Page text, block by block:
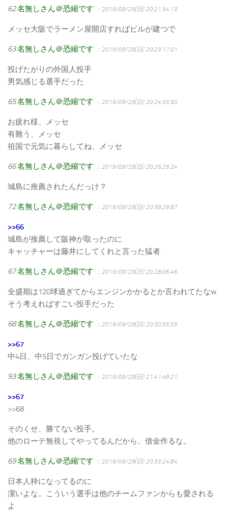
62名無しさん＠恐縮です ：2019/09/29(日) 20:21:34.13
メッセ大阪でラーメン屋開店すればビルが建つで
63名無しさん＠恐縮です ：2019/09/29(日) 20:23:17.01
投げたがりの外国人投手
男気感じる選手だった
65名無しさん＠恐縮です ：2019/09/29(日) 20:24:55.90
お疲れ様、メッセ
有難う、メッセ
祖国で元気に暮らしてね、メッセ
66名無しさん＠恐縮です ：2019/09/29(日) 20:26:29.24
城島に推薦されたんだっけ？
72名無しさん＠恐縮です ：2019/09/29(日) 20:38:29.87
>>66
城島が推薦して阪神が取ったのに
キャッチャーは藤井にしてくれと言った猛者
67名無しさん＠恐縮です ：2019/09/29(日) 20:28:06.46
全盛期は120球過ぎてからエンジンかかるとか言われてたなw
そう考えればすごい投手だった
68名無しさん＠恐縮です ：2019/09/29(日) 20:30:56.55
>>67
中4日、中5日でガンガン投げていたな
93名無しさん＠恐縮です ：2019/09/29(日) 21:41:48.21
>>67
>>68
そのくせ、勝てない投手。
他のローテ無視してやってるんだから、借金作るな。
69名無しさん＠恐縮です ：2019/09/29(日) 20:33:24.84
日本人枠になってるのに
潔いよな。こういう選手は他のチームファンからも愛される
よ